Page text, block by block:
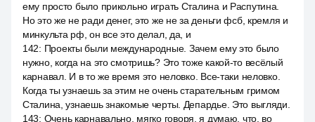
ему просто было прикольно играть Сталина и Распутина.
Но это же не ради денег, это же не за деньги фсб, кремля и
минкульта рф, он все это делал, да, и
142: Проекты были международные. Зачем ему это было
нужно, когда на это смотришь? Это тоже какой-то весёлый
карнавал. И в то же время это неловко. Все-таки неловко.
Когда ты узнаешь за этим не очень старательным гримом
Сталина, узнаешь знакомые черты. Депардье. Это выгляди.
143: Очень карнавально, мягко говоря, я думаю, что, во